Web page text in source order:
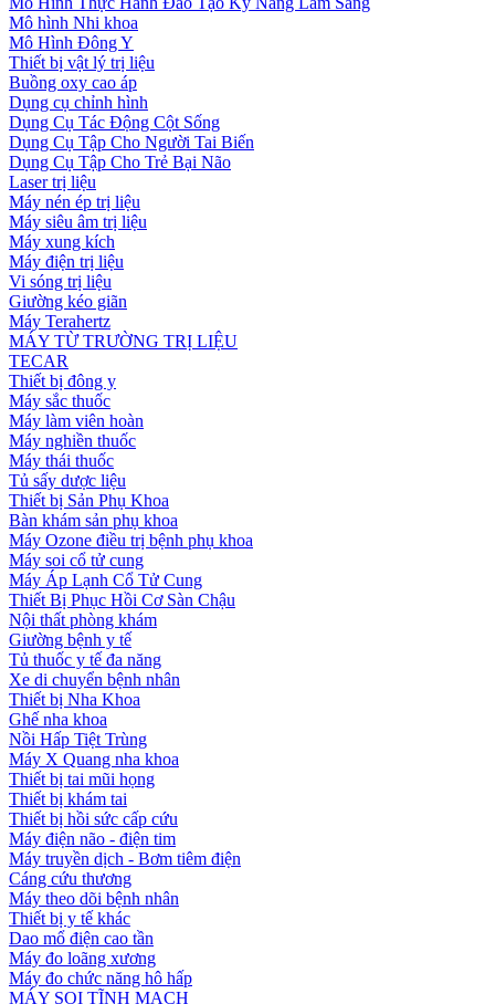
Mô hình Nhi khoa
Mô Hình Đông Y
Thiết bị vật lý trị liệu
Buồng oxy cao áp
Dụng cụ chỉnh hình
Dụng Cụ Tác Động Cột Sống
Dụng Cụ Tập Cho Người Tai Biến
Dụng Cụ Tập Cho Trẻ Bại Não
Laser trị liệu
Máy nén ép trị liệu
Máy siêu âm trị liệu
Máy xung kích
Máy điện trị liệu
Vi sóng trị liệu
Giường kéo giãn
Máy Terahertz
MÁY TỪ TRƯỜNG TRỊ LIỆU
TECAR
Thiết bị đông y
Máy sắc thuốc
Máy làm viên hoàn
Máy nghiền thuốc
Máy thái thuốc
Tủ sấy dược liệu
Thiết bị Sản Phụ Khoa
Bàn khám sản phụ khoa
Máy Ozone điều trị bệnh phụ khoa
Máy soi cổ tử cung
Máy Áp Lạnh Cổ Tử Cung
Thiết Bị Phục Hồi Cơ Sàn Chậu
Nội thất phòng khám
Giường bệnh y tế
Tủ thuốc y tế đa năng
Xe di chuyển bệnh nhân
Thiết bị Nha Khoa
Ghế nha khoa
Nồi Hấp Tiệt Trùng
Máy X Quang nha khoa
Thiết bị tai mũi họng
Thiết bị khám tai
Thiết bị hồi sức cấp cứu
Máy điện não - điện tim
Máy truyền dịch - Bơm tiêm điện
Cáng cứu thương
Máy theo dõi bệnh nhân
Thiết bị y tế khác
Dao mổ điện cao tần
Máy đo loãng xương
Máy đo chức năng hô hấp
MÁY SOI TĨNH MẠCH